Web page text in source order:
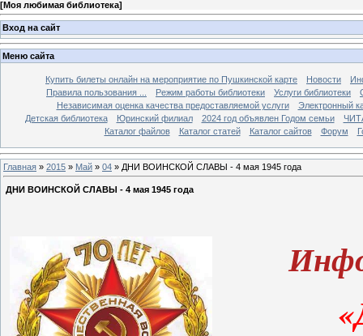
[Моя любимая библиотека]
Вход на сайт
Меню сайта
Купить билеты онлайн на мероприятие по Пушкинской карте Новости
Правила пользования ...
Режим работы библиотеки Услуги библиотеки
Независимая оценка качества предоставляемой услуги
Электронный
Детская библиотека
Юринский филиал 2024 год объявлен Годом семьи
Каталог файлов
Каталог статей Каталог сайтов Форум
Главная » 2015 » Май » 04 » ДНИ ВОИНСКОЙ СЛАВЫ - 4 мая 1945 года
ДНИ ВОИНСКОЙ СЛАВЫ - 4 мая 1945 года